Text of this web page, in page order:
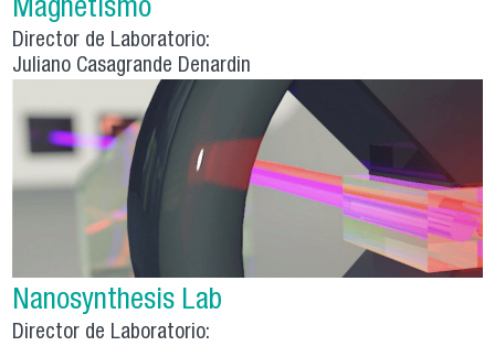
Magnetismo
Director de Laboratorio:
Juliano Casagrande Denardin
Nanosynthesis Lab
Director de Laboratorio: